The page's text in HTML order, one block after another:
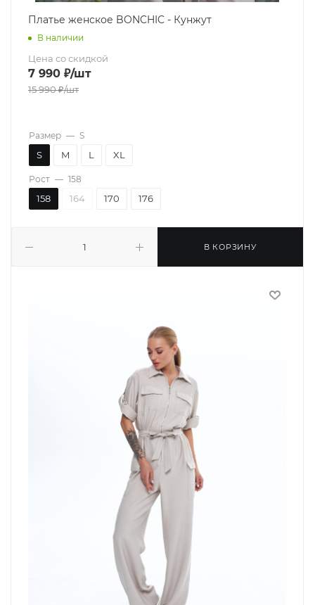
Платье женское BONCHIC - Кунжут
В наличии
Цена со скидкой
7 990 ₽/шт
15 990₽/шт
В КОРЗИНУ
Размер — S
S M L XL
Рост — 158
158 164 170 176